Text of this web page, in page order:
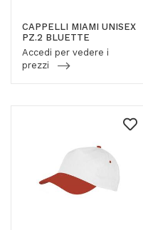
CAPPELLI MIAMI UNISEX
PZ.2 BLUETTE
Accedi per vedere i
prezzi